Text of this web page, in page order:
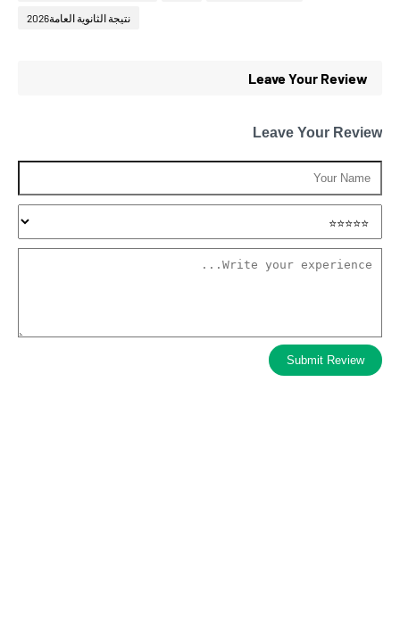
نتيجة الثانوية العامة2026
Leave Your Review
Leave Your Review
Submit Review